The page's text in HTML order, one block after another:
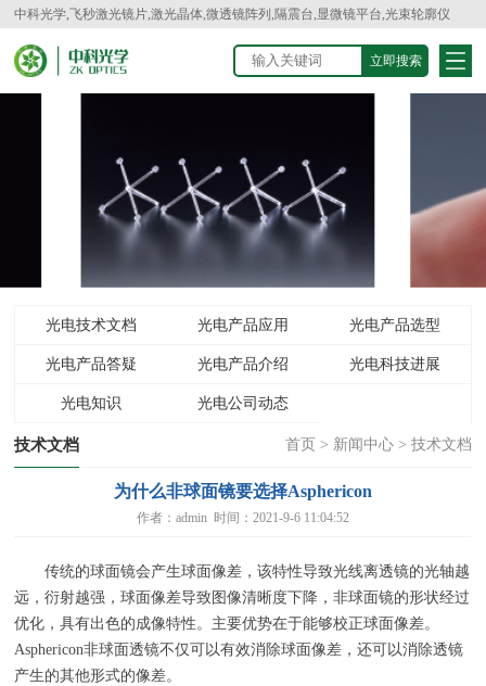
中科光学,飞秒激光镜片,激光晶体,微透镜阵列,隔震台,显微镜平台,光束轮廓仪
光电技术文档 光电产品应用 光电产品选型
光电产品答疑 光电产品介绍 光电科技进展
光电知识 光电公司动态
技术文档 首页 > 新闻中心> 技术文档
为什么非球面镜要选择Asphericon
作者：admin 时间：2021-9-6 11:04:52
传统的球面镜会产生球面像差，该特性导致光线离透镜的光轴越
远，衍射越强，球面像差导致图像清晰度下降，非球面镜的形状经过
优化，具有出色的成像特性。主要优势在于能够校正球面像差。
Asphericon非球面透镜不仅可以有效消除球面像差，还可以消除透镜
产生的其他形式的像差。